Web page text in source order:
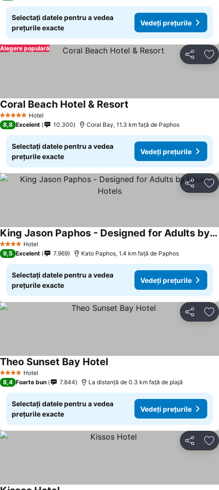
Selectați datele pentru a vedea
prețurile exacte
Vedeți prețurile
Distribuiți
Alegere populară
5 Stele Hotel
Coral Beach Hotel & Resort
8,8 Excelent 10.300 Coral Bay, 11.3 km faţă de Paphos
Selectați datele pentru a vedea
prețurile exacte
Vedeți prețurile
Distribuiți
4 Stele Hotel
King Jason Paphos - Designed for Adults by Louis Hotels
9,5 Excelent 7.969 Kato Paphos, 1.4 km faţă de Paphos
Selectați datele pentru a vedea
prețurile exacte
Vedeți prețurile
Distribuiți
4 Stele Hotel
Theo Sunset Bay Hotel
8,4 Foarte bun 7.844 La distanță de 0.3 km față de plajă
Selectați datele pentru a vedea
prețurile exacte
Vedeți prețurile
Distribuiți